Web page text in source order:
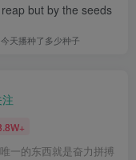
but by the seeds
天播种了多少种子
一的东西就是奋力拼搏